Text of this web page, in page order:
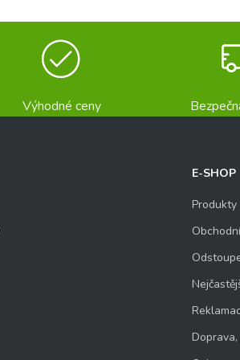
Výhodné ceny
E-SHOP
Produkty